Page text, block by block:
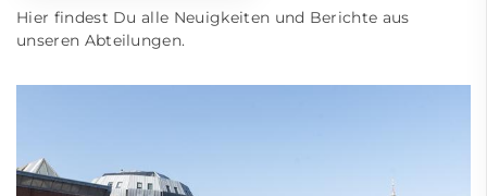
Hier findest Du alle Neuigkeiten und Berichte aus
unseren Abteilungen.